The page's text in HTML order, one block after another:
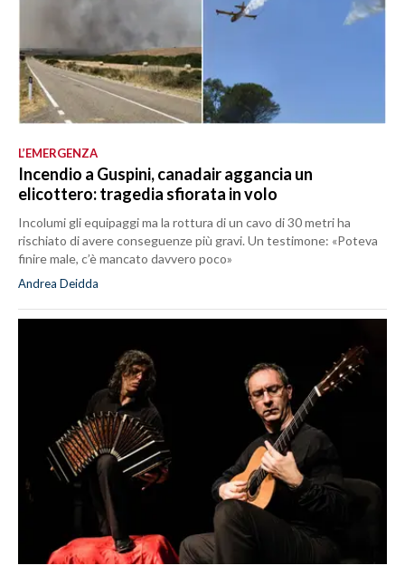
L’EMERGENZA
Incendio a Guspini, canadair aggancia un
elicottero: tragedia sfiorata in volo
Incolumi gli equipaggi ma la rottura di un cavo di 30 metri ha
rischiato di avere conseguenze più gravi. Un testimone: «Poteva
finire male, c’è mancato davvero poco»
Andrea Deidda